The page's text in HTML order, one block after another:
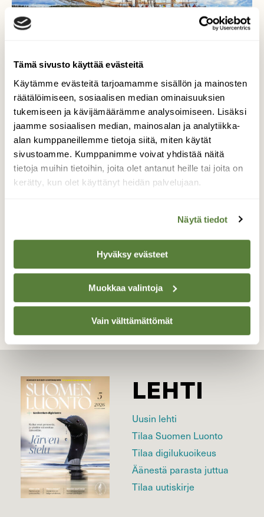
Tämä sivusto käyttää evästeitä
Käytämme evästeitä tarjoamamme sisällön ja mainosten
räätälöimiseen, sosiaalisen median ominaisuuksien
tukemiseen ja kävijämäärämme analysoimiseen. Lisäksi
jaamme sosiaalisen median, mainosalan ja analytiikka-
alan kumppaneillemme tietoja siitä, miten käytät
sivustoamme. Kumppanimme voivat yhdistää näitä
tietoja muihin tietoihin, joita olet antanut heille tai joita on
kerätty, kun olet käyttänyt heidän palvelujaan.
Näytä tiedot
Hyväksy evästeet
Muokkaa valintoja
Vain välttämättömät
Kaljaasi merellä
Kilpailun etusivulle
LEHTI
Uusin lehti
Tilaa Suomen Luonto
Tilaa digilukuoikeus
Äänestä parasta juttua
Tilaa uutiskirje